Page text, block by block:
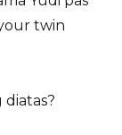
twin
diatas?